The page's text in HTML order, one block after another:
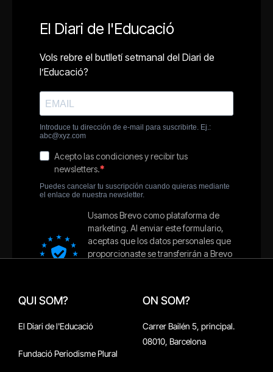
QUI SOM?
El Diari de l'Educació
Fundació Periodisme Plural
ON SOM?
Carrer Bailén 5, principal.
08010, Barcelona